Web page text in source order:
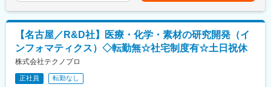
変更の範囲：会社の定める業務
・NGSを用いた遺伝子解析法開発
・健康予測情報サービス事業に関するインフォマティクス
・材料開発における最適な合成ルート、触媒探索
＜1800種類以上の研修プログラム＞
【名古屋／R&D社】医療・化学・素材の研究開発（イ
ンフォマティクス）◇転勤無☆社宅制度有☆土日祝休
株式会社テクノプロ
正社員 転勤なし